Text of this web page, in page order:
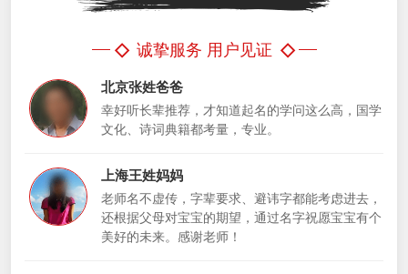
◇ 诚挚服务 用户见证 ◇
北京张姓爸爸
幸好听长辈推荐，才知道起名的学问这么高，国学
文化、诗词典籍都考量，专业。
上海王姓妈妈
老师名不虚传，字辈要求、避讳字都能考虑进去，
还根据父母对宝宝的期望，通过名字祝愿宝宝有个
美好的未来。感谢老师！